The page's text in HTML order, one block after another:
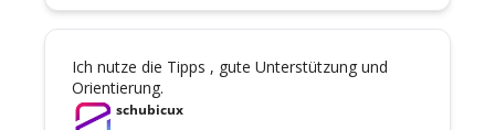
Ich nutze die Tipps , gute Unterstützung und
Orientierung.
schubicux